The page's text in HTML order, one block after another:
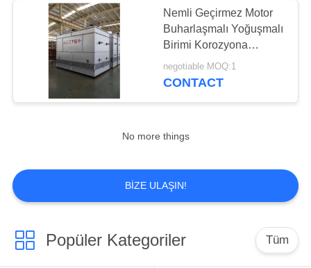
BIZE
ULAŞIN
HABERLER
SITE
HARITASI
Endüstriyel
Soğutma Ünitesi
12
Soğuk Oda Hava
15
Nemli Geçirmez Motor
Buharlaşmalı Yoğuşmalı
Birimi Korozyona
Dayanıklı Yapı
negotiable MOQ:1
CONTACT
No more things
BIZE ULAŞIN!
Popüler Kategoriler Tüm